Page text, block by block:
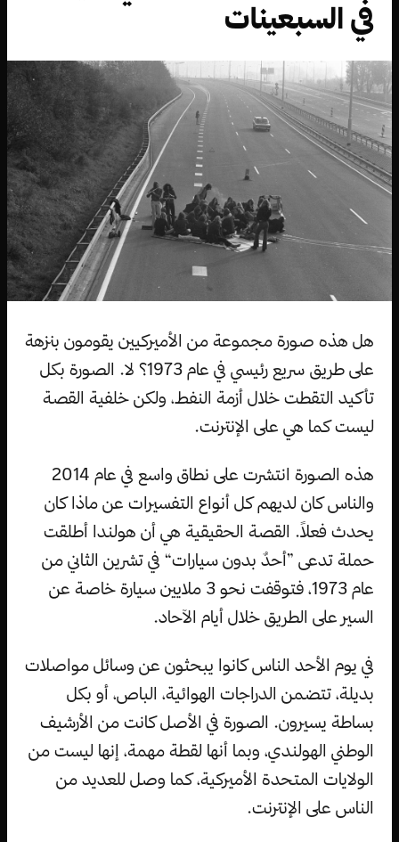
في السبعينات
هل هذه صورة مجموعة من الأميركيين يقومون بنزهة
على طريق سريع رئيسي في عام 1973؟ لا. الصورة بكل
تأكيد التقطت خلال أزمة النفط، ولكن خلفية القصة
ليست كما هي على الإنترنت.
هذه الصورة انتشرت على نطاق واسع في عام 2014
والناس كان لديهم كل أنواع التفسيرات عن ماذا كان
يحدث فعلاً. القصة الحقيقية هي أن هولندا أطلقت
حملة تدعى ”أحدٌ بدون سيارات“ في تشرين الثاني من
عام 1973، فتوقفت نحو 3 ملايين سيارة خاصة عن
السير على الطريق خلال أيام الآحاد.
في يوم الأحد الناس كانوا يبحثون عن وسائل مواصلات
بديلة، تتضمن الدراجات الهوائية، الباص، أو بكل
بساطة يسيرون. الصورة في الأصل كانت من الأرشيف
الوطني الهولندي، وبما أنها لقطة مهمة، إنها ليست من
الولايات المتحدة الأميركية، كما وصل للعديد من
الناس على الإنترنت.